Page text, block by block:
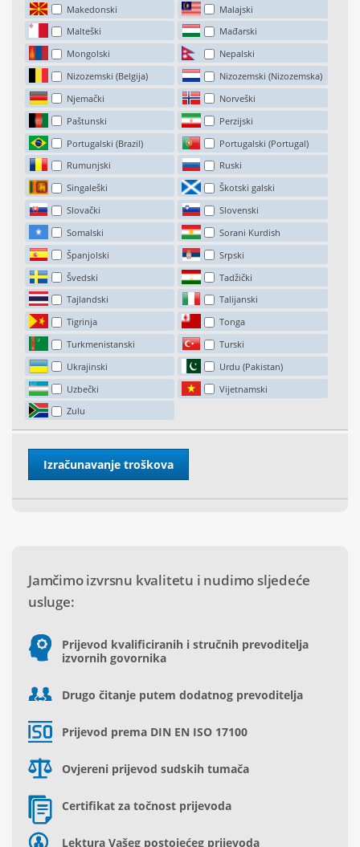
Makedonski
Malajski
Malteški
Mađarski
Mongolski
Nepalski
Nizozemski (Belgija)
Nizozemski (Nizozemska)
Njemački
Norveški
Paštunski
Perzijski
Portugalski (Brazil)
Portugalski (Portugal)
Rumunjski
Ruski
Singaleški
Škotski galski
Slovački
Slovenski
Somalski
Sorani Kurdish
Španjolski
Srpski
Švedski
Tadžički
Tajlandski
Talijanski
Tigrinja
Tonga
Turkmenistanski
Turski
Ukrajinski
Urdu (Pakistan)
Uzbečki
Vijetnamski
Zulu
Jamčimo izvrsnu kvalitetu i nudimo sljedeće
usluge:
Prijevod kvalificiranih i stručnih prevoditelja
izvornih govornika
Drugo čitanje putem dodatnog prevoditelja
Prijevod prema DIN EN ISO 17100
Ovjereni prijevod sudskih tumača
Certifikat za točnost prijevoda
Lektura Vašeg postojećeg prijevoda